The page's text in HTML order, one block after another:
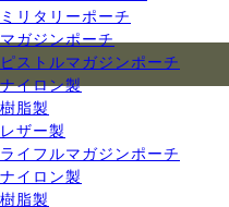
ミリタリーポーチ
マガジンポーチ
ピストルマガジンポーチ
ナイロン製
樹脂製
レザー製
ライフルマガジンポーチ
ナイロン製
樹脂製